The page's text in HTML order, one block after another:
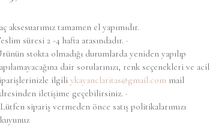
aksesuarımız tamamen el yapımıdır.
süresi 2 -4 hafta arasındadır. ·
stokta olmadığı durumlarda yeniden yapılıp
dair sorularınızı, renk seçenekleri ve acil
ilgili ykayanclaritas@gmail.commail
iletişime geçebilirsiniz. ·
Lütfen sipariş vermeden önce satış politikalarımızı